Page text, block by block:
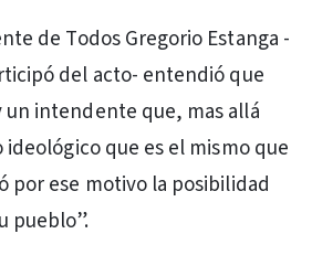
de Todos Gregorio Estanga -
del acto- entendió que
un intendente que, mas allá
que es el mismo que
por ese motivo la posibilidad
pueblo”.